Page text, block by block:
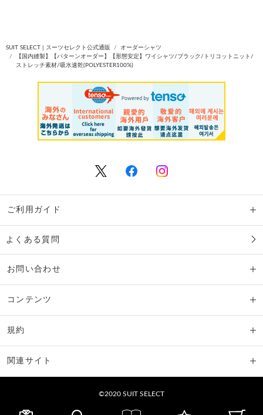
SUIT SELECT | スーツセレクト公式通販
オーダーシャツ
【国内縫製】【パターンオーダー】【形態安定】ワイシャツ/ブラック/トリコットニット/
ストレッチ素材/吸水速乾(POLYESTER100%)
ご利用ガイド
よくある質問
お問い合わせ
コンテンツ
規約
関連サイト
©2020 SUIT SELECT